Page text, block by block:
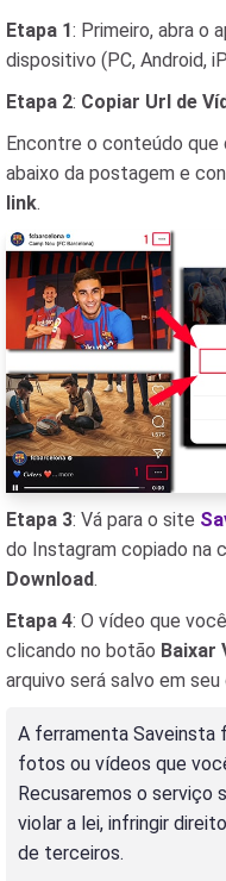
Etapa 1: Primeiro, abra o
dispositivo (PC, Android,
Etapa 2: Copiar Url de
Encontre o conteúdo que
abaixo da postagem e
link.
Etapa 3: Vá para o site
do Instagram copiado na
Download.
Etapa 4: O vídeo que
clicando no botão Baixar
arquivo será salvo em
A ferramenta Saveinsta
fotos ou vídeos que
Recusaremos o serviço
violar a lei, infringir
de terceiros.